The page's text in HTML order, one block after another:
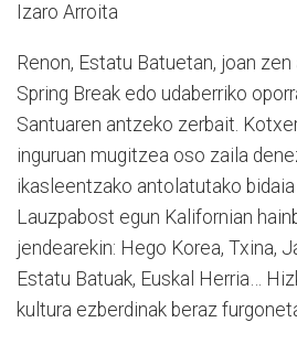
Izaro Arroita
Renon, Estatu Batuetan, joan
Spring Break edo udaberriko
Santuaren antzeko zerbait.
inguruan mugitzea oso zaila
ikasleentzako antolatutako bidaia
Lauzpabost egun Kalifornian
jendearekin: Hego Korea, Txina,
Estatu Batuak, Euskal Herria…
kultura ezberdinak beraz